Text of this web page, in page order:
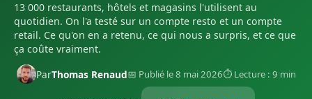
13 000 restaurants, hôtels et magasins l'utilisent au
quotidien. On l'a testé sur un compte resto et un compte
retail. Ce qu'on en a retenu, ce qui nous a surpris, et ce que
ça coûte vraiment.
ParThomas Renaud📅 Publié le 8 mai 2026⏱ Lecture : 9 min